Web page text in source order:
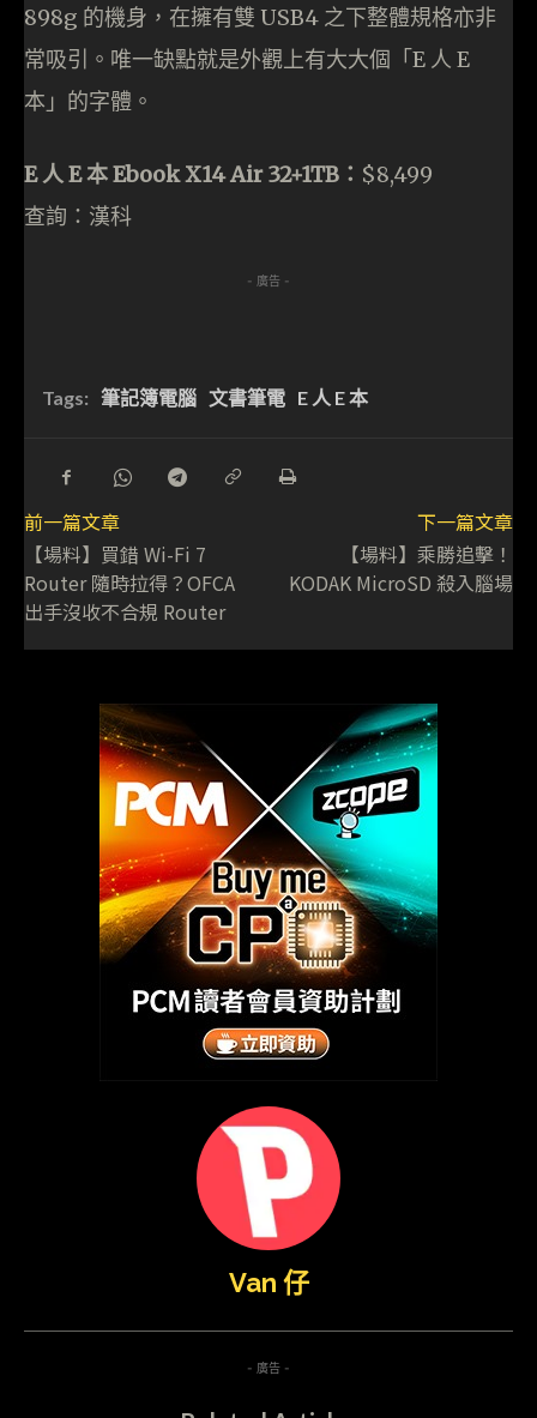
898g 的機身，在擁有雙 USB4 之下整體規格亦非
常吸引。唯一缺點就是外觀上有大大個「E 人 E
本」的字體。
E 人 E 本 Ebook X14 Air 32+1TB： $8,499
查詢：漢科
- 廣告 -
Tags: 筆記簿電腦 文書筆電 E 人 E 本
前一篇文章
【場料】買錯 Wi-Fi 7
Router 隨時拉得？OFCA
出手沒收不合規 Router
下一篇文章
【場料】乘勝追擊！
KODAK MicroSD 殺入腦場
Van 仔
- 廣告 -